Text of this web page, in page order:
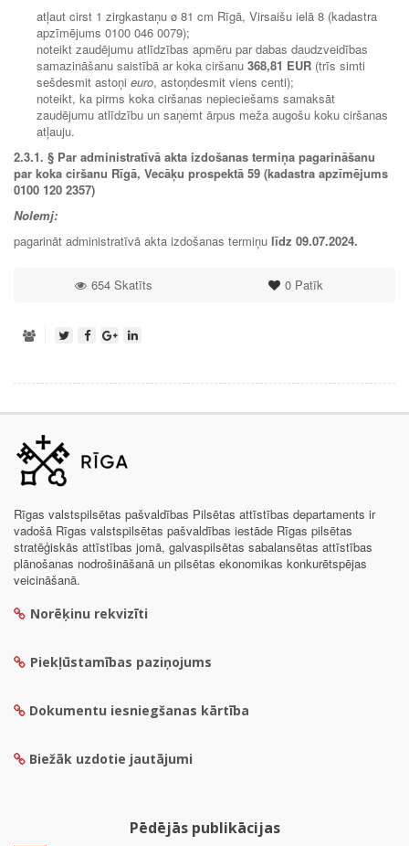
atļaut cirst 1 zirgkastaņu ø 81 cm Rīgā, Virsaišu ielā 8 (kadastra
apzīmējums 0100 046 0079);
noteikt zaudējumu atlīdzības apmēru par dabas daudzveidības
samazināšanu saistībā ar koka ciršanu 368,81 EUR (trīs simti
sešdesmit astoņi euro, astoņdesmit viens centi);
noteikt, ka pirms koka ciršanas nepieciešams samaksāt
zaudējumu atlīdzību un saņemt ārpus meža augošu koku ciršanas
atļauju.
2.3.1. § Par administratīvā akta izdošanas termiņa pagarināšanu
par koka ciršanu Rīgā, Vecāķu prospektā 59 (kadastra apzīmējums
0100 120 2357)
Nolemj:
pagarināt administratīvā akta izdošanas termiņu līdz 09.07.2024.
0Patīk
654 Skatīts
Rīgas valstspilsētas pašvaldības Pilsētas attīstības departaments ir
vadošā Rīgas valstspilsētas pašvaldības iestāde Rīgas pilsētas
stratēģiskās attīstības jomā, galvaspilsētas sabalansētas attīstības
plānošanas nodrošināšanā un pilsētas ekonomikas konkurētspējas
veicināšanā.
Norēķinu rekvizīti
Piekļūstamības paziņojums
Dokumentu iesniegšanas kārtība
Biežāk uzdotie jautājumi
Pēdējās publikācijas